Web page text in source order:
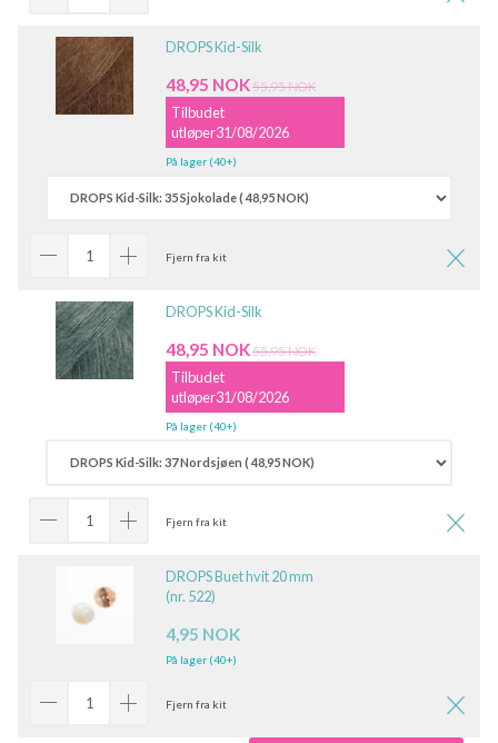
DROPS Kid-Silk
48,95 NOK55,95 NOK
Tilbudet
utløper31/08/2026
På lager (40+)
Fjern fra kit
DROPS Kid-Silk
48,95 NOK55,95 NOK
Tilbudet
utløper31/08/2026
På lager (40+)
Fjern fra kit
DROPS Buet hvit 20 mm
(nr. 522)
4,95 NOK
På lager (40+)
Fjern fra kit